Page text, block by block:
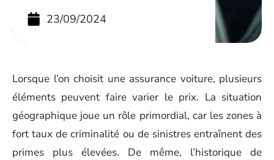
23/09/2024
Lorsque l’on choisit une assurance voiture, plusieurs
éléments peuvent faire varier le prix. La situation
géographique joue un rôle primordial, car les zones à
fort taux de criminalité ou de sinistres entraînent des
primes plus élevées. De même, l’historique de